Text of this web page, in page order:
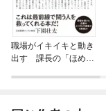
職場がイキイキと動き
出す 課長の「ほめ